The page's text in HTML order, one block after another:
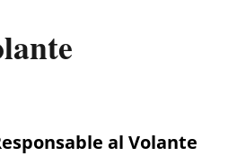
al Volante